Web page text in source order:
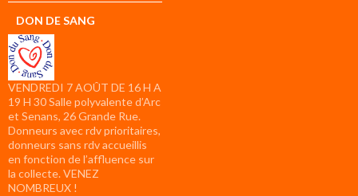
DON DE SANG
VENDREDI 7 AOÛT DE 16 H A
19 H 30 Salle polyvalente d’Arc
et Senans, 26 Grande Rue.
Donneurs avec rdv prioritaires,
donneurs sans rdv accueillis
en fonction de l’affluence sur
la collecte. VENEZ
NOMBREUX !